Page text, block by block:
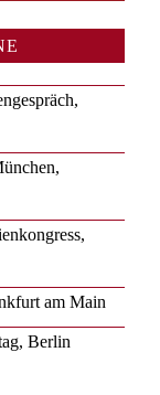
am Main
Berlin